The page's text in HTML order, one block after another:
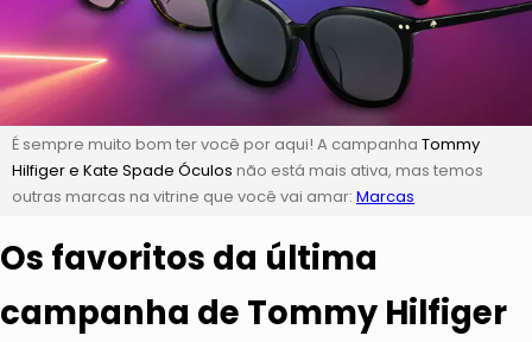
É sempre muito bom ter você por aqui! A campanha Tommy
Hilfiger e Kate Spade Óculos não está mais ativa, mas temos
outras marcas na vitrine que você vai amar: Marcas
Os favoritos da última
campanha de Tommy Hilfiger